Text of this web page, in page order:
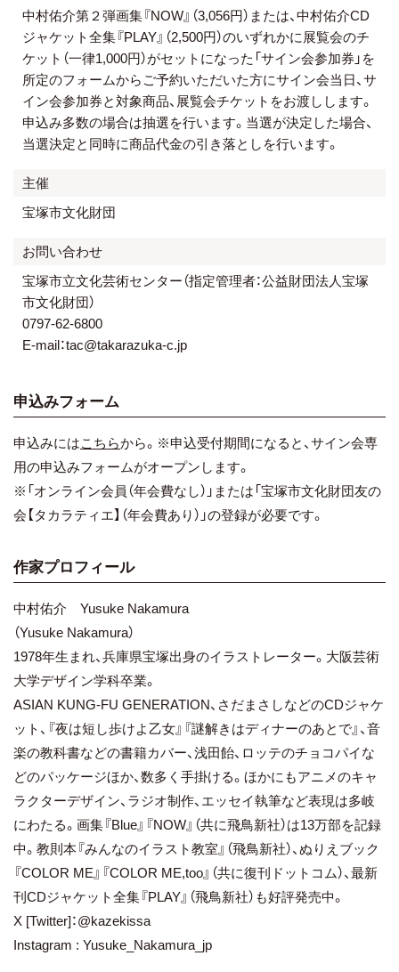
中村佑介第２弾画集『NOW』（3,056円）または、中村佑介CD
ジャケット全集『PLAY』（2,500円）のいずれかに展覧会のチ
ケット（一律1,000円）がセットになった「サイン会参加券」を
所定のフォームからご予約いただいた方にサイン会当日、サ
イン会参加券と対象商品、展覧会チケットをお渡しします。
申込み多数の場合は抽選を行います。当選が決定した場合、
当選決定と同時に商品代金の引き落としを行います。
主催
宝塚市文化財団
お問い合わせ
宝塚市立文化芸術センター（指定管理者：公益財団法人宝塚
市文化財団）
0797-62-6800
E-mail：tac@takarazuka-c.jp
申込みフォーム
申込みにはこちらから。※申込受付期間になると、サイン会専
用の申込みフォームがオープンします。
※「オンライン会員（年会費なし）」または「宝塚市文化財団友の
会【タカラティエ】（年会費あり）」の登録が必要です。
作家プロフィール
中村佑介 Yusuke Nakamura
（Yusuke Nakamura）
1978年生まれ、兵庫県宝塚出身のイラストレーター。大阪芸術
大学デザイン学科卒業。
ASIAN KUNG-FU GENERATION、さだまさしなどのCDジャケ
ット、『夜は短し歩けよ乙女』『謎解きはディナーのあとで』、音
楽の教科書などの書籍カバー、浅田飴、ロッテのチョコパイな
どのパッケージほか、数多く手掛ける。ほかにもアニメのキャ
ラクターデザイン、ラジオ制作、エッセイ執筆など表現は多岐
にわたる。画集『Blue』『NOW』（共に飛鳥新社）は13万部を記録
中。教則本『みんなのイラスト教室』（飛鳥新社）、ぬりえブック
『COLOR ME』『COLOR ME,too』（共に復刊ドットコム）、最新
刊CDジャケット全集『PLAY』（飛鳥新社）も好評発売中。
X [Twitter]：@kazekissa
Instagram : Yusuke_Nakamura_jp